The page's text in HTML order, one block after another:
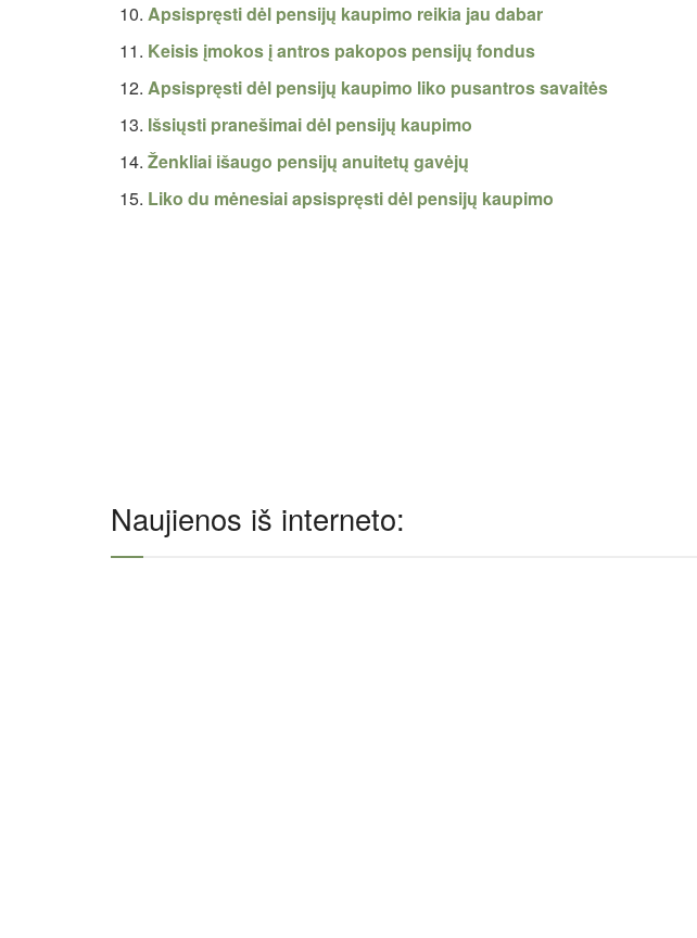
Apsispręsti dėl pensijų kaupimo reikia jau dabar
Keisis įmokos į antros pakopos pensijų fondus
Apsispręsti dėl pensijų kaupimo liko pusantros savaitės
Išsiųsti pranešimai dėl pensijų kaupimo
Ženkliai išaugo pensijų anuitetų gavėjų
Liko du mėnesiai apsispręsti dėl pensijų kaupimo
Naujienos iš interneto: